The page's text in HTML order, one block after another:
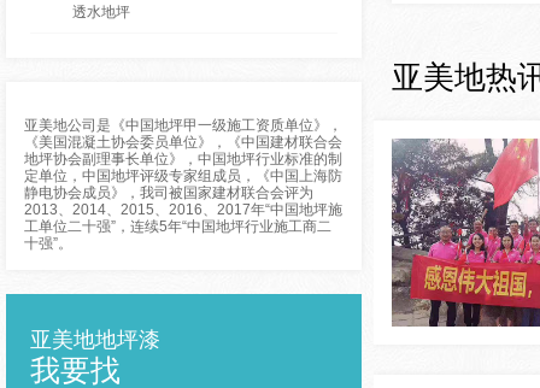
透水地坪
亚美地公司是《中国地坪甲一级施工资质单位》，
《美国混凝土协会委员单位》，《中国建材联合会
地坪协会副理事长单位》，中国地坪行业标准的制
定单位，中国地坪评级专家组成员，《中国上海防
静电协会成员》，我司被国家建材联合会评为
2013、2014、2015、2016、2017年“中国地坪施
工单位二十强”，连续5年“中国地坪行业施工商二
十强”。
亚美地地坪漆
我要找
亚美地热